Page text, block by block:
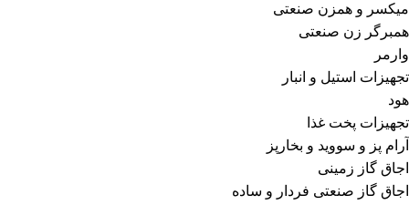
میکسر و همزن صنعتی
همبرگر زن صنعتی
وارمر
تجهیزات استیل و انبار
هود
تجهیزات پخت غذا
آرام پز و سووید و بخارپز
اجاق گاز زمینی
اجاق گاز صنعتی فردار و ساده